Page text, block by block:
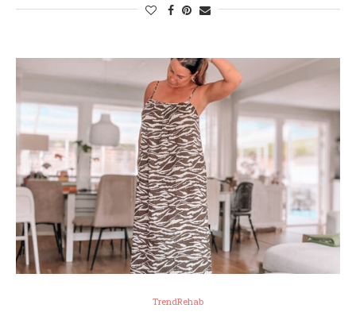
TrendRehab